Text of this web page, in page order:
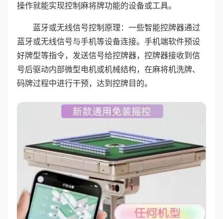
操作就能实现控制麻将牌功能的设备或工具。
蓝牙或无线信号控制原理：一些智能控牌器通过
蓝牙或无线信号与手机等设备连接。手机端软件预设
好牌型等指令，发送信号给控牌器，控牌器接收到信
号后驱动内部微型电机或机械结构，在麻将机洗牌、
码牌过程中进行干预，达到控牌目的。